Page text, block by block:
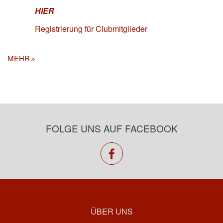
HIER
Registrierung für Clubmitglieder
MEHR
FOLGE UNS AUF FACEBOOK
facebook
ÜBER UNS